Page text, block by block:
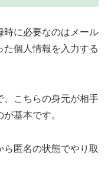
時に必要なのはメール
個人情報を入力する
、こちらの身元が相手
基本です。
匿名の状態でやり取